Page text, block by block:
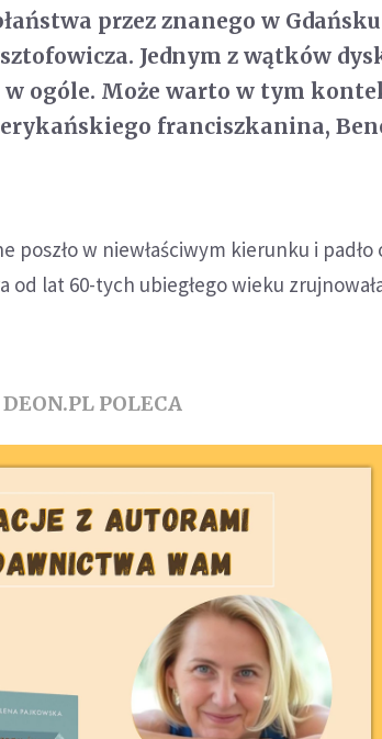
przez znanego w Gdańsku
Jednym z wątków
ogóle. Może warto w tym
franciszkanina,
poszło w niewłaściwym kierunku i
lat 60-tych ubiegłego wieku
DEON.PL POLECA